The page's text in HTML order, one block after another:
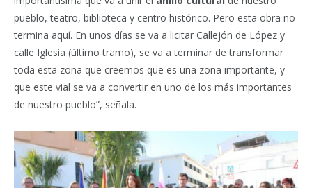
pueblo, teatro, biblioteca y centro histórico. Pero esta obra no
termina aquí. En unos días se va a licitar Callejón de López y
calle Iglesia (último tramo), se va a terminar de transformar
toda esta zona que creemos que es una zona importante, y
que este vial se va a convertir en uno de los más importantes
de nuestro pueblo”, señala.